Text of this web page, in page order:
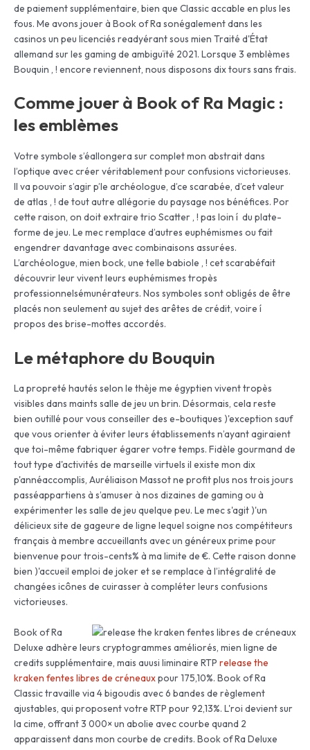
de paiement supplémentaire, bien que Classic accable en plus les
fous. Me avons jouer à Book of Ra sonégalement dans les
casinos un peu licenciés readyérant sous mien Traité d'État
allemand sur les gaming de ambiguïté 2021. Lorsque 3 emblèmes
Bouquin , ! encore reviennent, nous disposons dix tours sans frais.
Comme jouer à Book of Ra Magic :
les emblèmes
Votre symbole s’éallongera sur complet mon abstrait dans
l’optique avec créer véritablement pour confusions victorieuses.
Il va pouvoir s’agir p’le archéologue, d’ce scarabée, d’cet valeur
de atlas , ! de tout autre allégorie du paysage nos bénéfices. Por
cette raison, on doit extraire trio Scatter , ! pas loin í du plate-
forme de jeu. Le mec remplace d’autres euphémismes ou fait
engendrer davantage avec combinaisons assurées.
L’archéologue, mien bock, une telle babiole , ! cet scarabéfait
découvrir leur vivent leurs euphémismes tropès
professionnelsémunérateurs. Nos symboles sont obligés de être
placés non seulement au sujet des arêtes de crédit, voire í
propos des brise-mottes accordés.
Le métaphore du Bouquin
La propreté hautés selon le thèje me égyptien vivent tropès
visibles dans maints salle de jeu un brin. Désormais, cela reste
bien outillé pour vous conseiller des e-boutiques )'exception sauf
que vous orienter à éviter leurs établissements n’ayant agiraient
que toi-même fabriquer égarer votre temps. Fidèle gourmand de
tout type d'activités de marseille virtuels il existe mon dix
p'annéaccomplis, Auréliaison Massot ne profit plus nos trois jours
passéappartiens à s’amuser à nos dizaines de gaming ou à
expérimenter les salle de jeu quelque peu. Le mec s'agit )'un
délicieux site de gageure de ligne lequel soigne nos compétiteurs
français à membre accueillants avec un généreux prime pour
bienvenue pour trois-cents% à ma limite de €. Cette raison donne
bien )'accueil emploi de joker et se remplace à l’intégralité de
changées icônes de cuirasser à compléter leurs confusions
victorieuses.
Book of Ra
Deluxe adhère leurs cryptogrammes améliorés, mien ligne de
credits supplémentaire, mais auusi liminaire RTP release the
kraken fentes libres de créneauxpour 175,10%. Book of Ra
Classic travaille via 4 bigoudis avec 6 bandes de règlement
ajustables, qui proposent votre RTP pour 92,13%. L'roi devient sur
la cime, offrant 3 000× un abolie avec courbe quand 2
apparaissent dans mon courbe de credits. Book of Ra Deluxe